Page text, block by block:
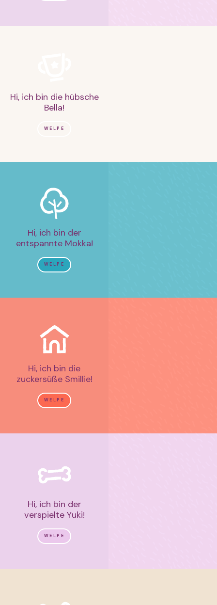
Hi, ich bin die hübsche
Bella!
WELPE
Hi, ich bin der
entspannte Mokka!
WELPE
Hi, ich bin die
zuckersüße Smillie!
WELPE
Hi, ich bin der
verspielte Yuki!
WELPE